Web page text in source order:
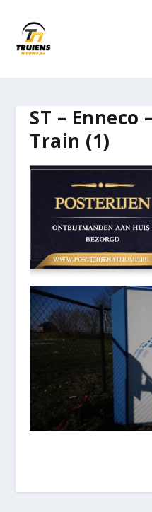
ST – Enneco
Train (1)